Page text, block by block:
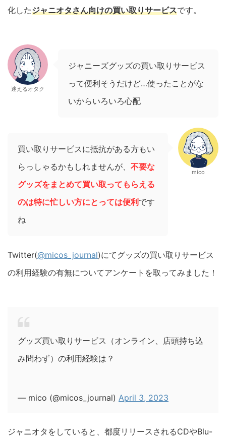
化したジャニオタさん向けの買い取りサービスです。
迷えるオタク
ジャニーズグッズの買い取りサービス
って便利そうだけど…使ったことがな
いからいろいろ心配
買い取りサービスに抵抗がある方もい
らっしゃるかもしれませんが、 不要な
グッズをまとめて買い取ってもらえる
のは特に忙しい方にとっては便利です
ね
mico
Twitter(@micos_journal)にてグッズの買い取りサービス
の利用経験の有無についてアンケートを取ってみました！
グッズ買い取りサービス（オンライン、店頭持ち込
み問わず）の利用経験は？
— mico (@micos_journal) April 3, 2023
ジャニオタをしていると、都度リリースされるCDやBlu-